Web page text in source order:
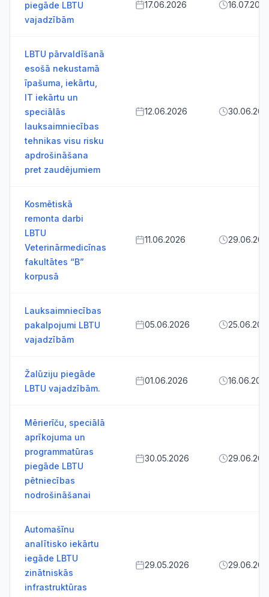
piegāde LBTU
vajadzībām
17.06.2026
LBTU pārvaldīšanā
esošā nekustamā
īpašuma, iekārtu,
IT iekārtu un
speciālās
lauksaimniecības
tehnikas visu risku
apdrošināšana
pret zaudējumiem
12.06.2026
Kosmētiskā
remonta darbi
LBTU
Veterinārmedicīnas
fakultātes “B”
korpusā
11.06.2026
Lauksaimniecības
pakalpojumi LBTU
vajadzībām
05.06.2026
Žalūziju piegāde
LBTU vajadzībām.
01.06.2026
Mērierīču, speciālā
aprīkojuma un
programmatūras
piegāde LBTU
pētniecības
nodrošināšanai
30.05.2026
Automašīnu
analītisko iekārtu
iegāde LBTU
zinātniskās
infrastruktūras
29.05.2026